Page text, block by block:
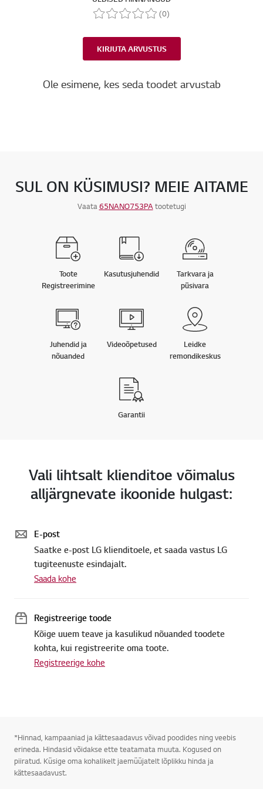
(0)
KIRJUTA ARVUSTUS
Ole esimene, kes seda toodet arvustab
SUL ON KÜSIMUSI? MEIE AITAME
Vaata65NANO753PAtootetugi
Toote
Registreerimine
Kasutusjuhendid
Tarkvara ja
püsivara
Juhendid ja
nõuanded
Videoõpetused
Leidke
remondikeskus
Garantii
Vali lihtsalt klienditoe võimalus
alljärgnevate ikoonide hulgast:
E-post
Saatke e-post LG klienditoele, et saada vastus LG
tugiteenuste esindajalt.
Saada kohe
Registreerige toode
Kõige uuem teave ja kasulikud nõuanded toodete
kohta, kui registreerite oma toote.
Registreerige kohe
*Hinnad, kampaaniad ja kättesaadavus võivad poodides ning veebis
erineda. Hindasid võidakse ette teatamata muuta. Kogused on
piiratud. Küsige oma kohalikelt jaemüüjatelt lõplikku hinda ja
kättesaadavust.